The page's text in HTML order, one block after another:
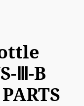
Ⅲ-B